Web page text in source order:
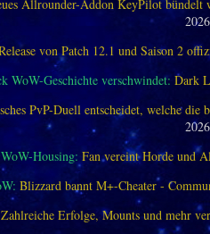
Allrounder-Addon KeyPilot
von Patch 12.1 und Saison 2
WoW-Geschichte verschwindet: Dark
PvP-Duell entscheidet, welche die
WoW-Housing: Fan vereint Horde und
Blizzard bannt M+-Cheater -
Zahlreiche Erfolge, Mounts und mehr